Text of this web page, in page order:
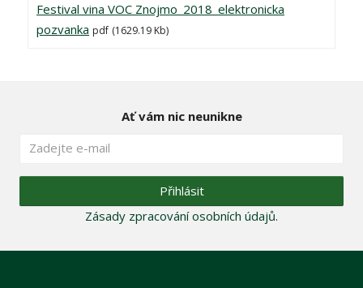
Festival vina VOC Znojmo_2018_elektronicka
pozvanka pdf (1629.19 Kb)
Ať vám nic neunikne
Přihlásit
Zásady zpracování osobních údajů.